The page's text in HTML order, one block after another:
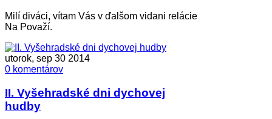
Milí diváci, vítam Vás v ďalšom vidani relácie
Na Považí.
utorok, sep 30 2014
0 komentárov
II. Vyšehradské dni dychovej
hudby